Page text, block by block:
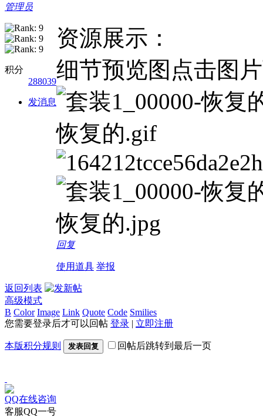
管理员
积分
288039
发消息
资源展示：
细节预览图点击图
回复
使用道具 举报
返回列表
高级模式
B Color Image Link Quote Code Smilies
您需要登录后才可以回帖 登录 | 立即注册
本版积分规则 发表回复 回帖后跳转到最后一页
QQ在线咨询
客服QQ一号